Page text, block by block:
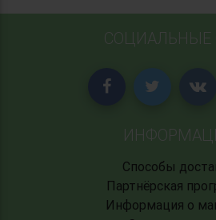
СОЦИАЛЬНЫЕ
Способы
Партнёрская
Информация о